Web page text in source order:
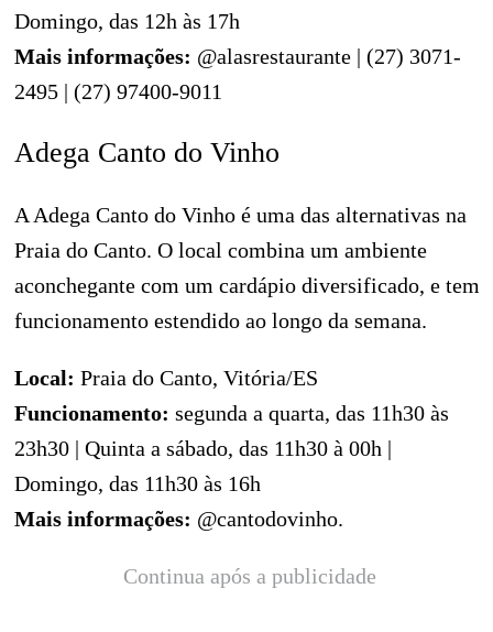
Domingo, das 12h às 17h
Mais informações: @alasrestaurante | (27) 3071-
2495 | (27) 97400-9011
Adega Canto do Vinho
A Adega Canto do Vinho é uma das alternativas na
Praia do Canto. O local combina um ambiente
aconchegante com um cardápio diversificado, e tem
funcionamento estendido ao longo da semana.
Local: Praia do Canto, Vitória/ES
Funcionamento: segunda a quarta, das 11h30 às
23h30 | Quinta a sábado, das 11h30 à 00h |
Domingo, das 11h30 às 16h
Mais informações: @cantodovinho.
Continua após a publicidade